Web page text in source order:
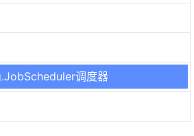
调度器